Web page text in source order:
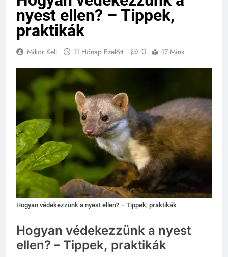
nyest ellen? – Tippek,
praktikák
Mikor Kell 11 Hónap Ezelőtt 0 17 Mins
Hogyan védekezzünk a nyest ellen? – Tippek, praktikák
Hogyan védekezzünk a nyest
ellen? – Tippek, praktikák